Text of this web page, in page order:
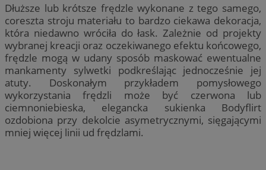
Dłuższe lub krótsze frędzle wykonane z tego samego,
coreszta stroju materiału to bardzo ciekawa dekoracja,
która niedawno wróciła do łask. Zależnie od projekty
wybranej kreacji oraz oczekiwanego efektu końcowego,
frędzle mogą w udany sposób maskować ewentualne
mankamenty sylwetki podkreślając jednocześnie jej
atuty. Doskonałym przykładem pomysłowego
wykorzystania frędzli może być czerwona lub
ciemnoniebieska, elegancka sukienka Bodyflirt
ozdobiona przy dekolcie asymetrycznymi, sięgającymi
mniej więcej linii ud frędzlami.